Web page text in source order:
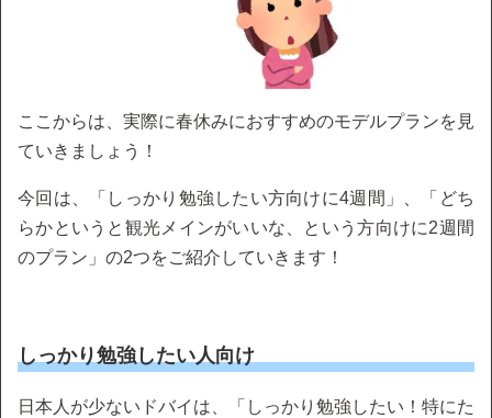
ここからは、実際に春休みにおすすめのモデルプランを見
ていきましょう！
今回は、「しっかり勉強したい方向けに4週間」、「どち
らかというと観光メインがいいな、という方向けに2週間
のプラン」の2つをご紹介していきます！
しっかり勉強したい人向け
日本人が少ないドバイは、「しっかり勉強したい！特にた